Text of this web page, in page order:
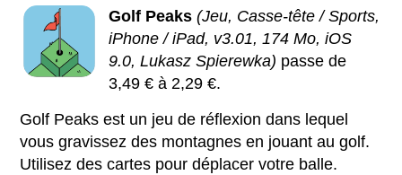
Golf Peaks (Jeu, Casse-tête / Sports,
iPhone / iPad, v3.01, 174 Mo, iOS
9.0, Lukasz Spierewka) passe de
3,49 € à 2,29 €.
Golf Peaks est un jeu de réflexion dans lequel
vous gravissez des montagnes en jouant au golf.
Utilisez des cartes pour déplacer votre balle.